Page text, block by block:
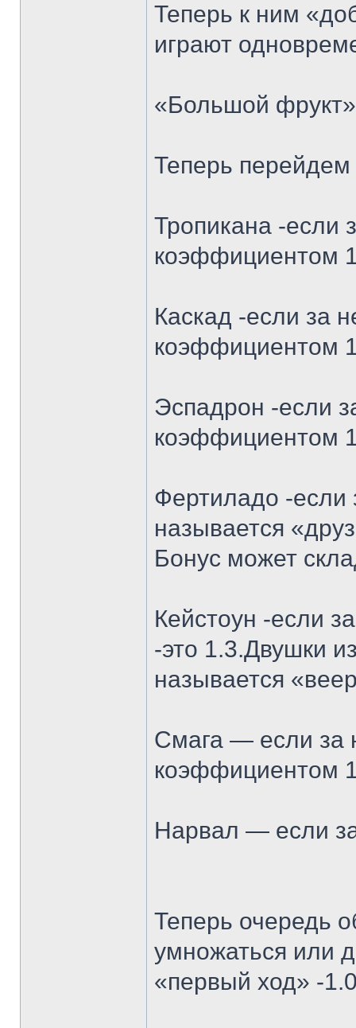
Теперь к ним
играют
«Большой
Теперь
Тропикана -если
коэффициентом
Каскад -если за
коэффициентом
Эспадрон -если
коэффициентом
Фертиладо -если
называется
Бонус может
Кейстоун -если
-это 1.3.Двушки
называется
Смага — если за
коэффициентом
Нарвал — если за
Теперь очередь
умножаться или
«первый ход» -